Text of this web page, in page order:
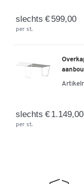
slechts € 599,00
per st.
slechts € 1.149,00
per st.